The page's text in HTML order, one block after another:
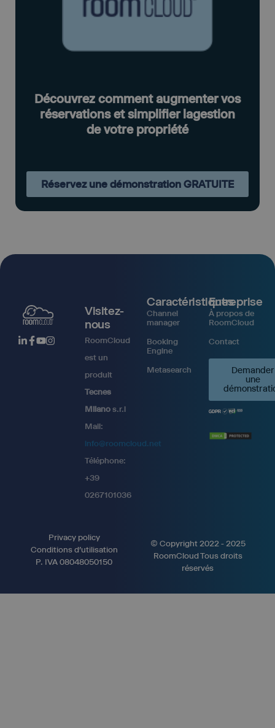
Découvrez comment augmenter vos
réservations et simplifier lagestion
de votre propriété
Réservez une démonstration GRATUITE
Visitez-
nous
RoomCloud
est un
produit
Tecnes
Milanos.r.l
Mail:
info@roomcloud.net
Téléphone:
+39
0267101036
Caractéristiques
Channel
manager
Booking
Engine
Metasearch
Entreprise
À propos de
RoomCloud
Contact
Demander
une
© Copyright 2022 - 2025
RoomCloud Tous droits
réservés
Privacy policy
Conditions d'utilisation
P. IVA 08048050150